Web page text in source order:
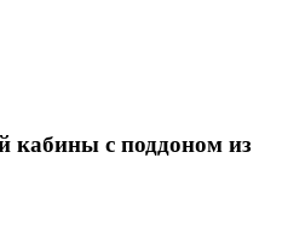
кабины с поддоном из